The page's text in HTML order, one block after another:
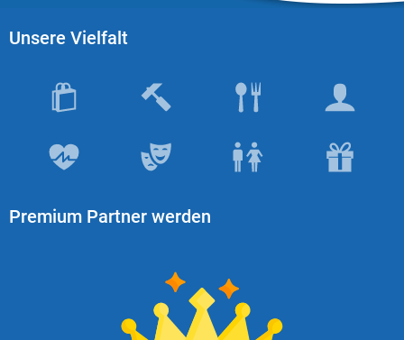
Unsere Vielfalt
Premium Partner werden